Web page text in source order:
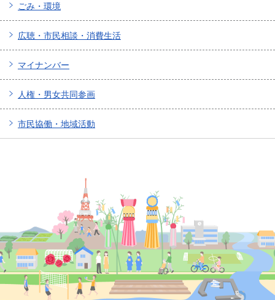
ごみ・環境
広聴・市民相談・消費生活
マイナンバー
人権・男女共同参画
市民協働・地域活動